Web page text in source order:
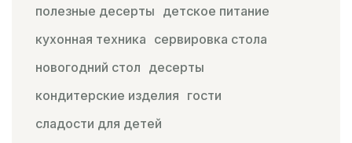
полезные десерты детское питание
кухонная техника сервировка стола
новогодний стол десерты
кондитерские изделия гости
сладости для детей